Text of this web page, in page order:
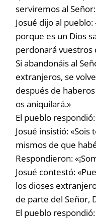
serviremos al
Josué dijo al
porque es un Dios
perdonará vuestros
Si abandonáis al
extranjeros, se
después de
os aniquilará.»
El pueblo
Josué insistió:
mismos de que
Respondieron:
Josué contestó:
los dioses
de parte del Señor,
El pueblo